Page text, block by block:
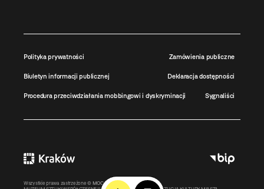
Polityka prywatności Zamówienia publiczne
Biuletyn informacji publicznej Deklaracja dostępności
Procedura przeciwdziałania mobbingowi i dyskryminacji Sygnaliści
Wszystkie prawa zastrzeżone © MOCAK2011-2026